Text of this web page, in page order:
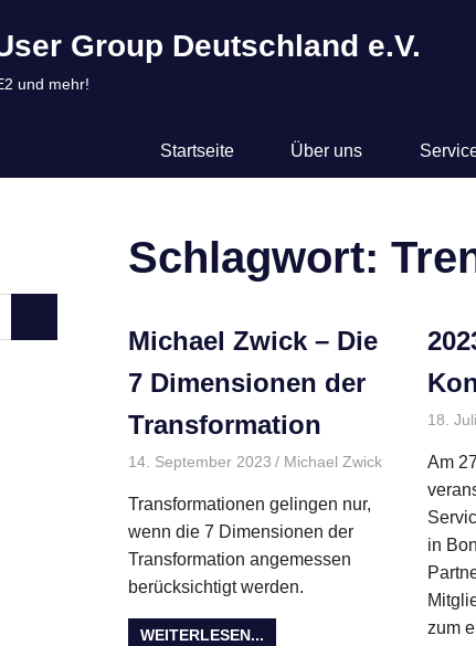
Group Deutschland e.V.
und mehr!
Startseite Über uns
Schlagwort:
Michael Zwick – Die
7 Dimensionen der
Transformation
14. September 2023 Michael ZwickBPUG-
Transformationen gelingen nur,
wenn die 7 Dimensionen der
Transformation angemessen
berücksichtigt werden.
WEITERLESEN...
18.
Am
in
zum